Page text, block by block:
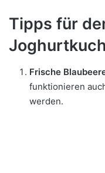
Tipps für
Frische
funktionieren
werden.